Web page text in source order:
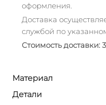
оформления.
Доставка
службой по
Стоимость доставки:
Материал
Детали